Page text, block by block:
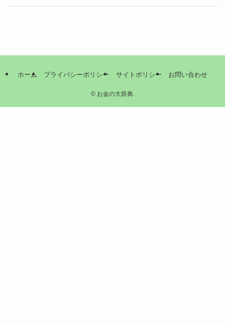
ホーム プライバシーポリシー サイトポリシー お問い合わせ
©お金の大辞典.